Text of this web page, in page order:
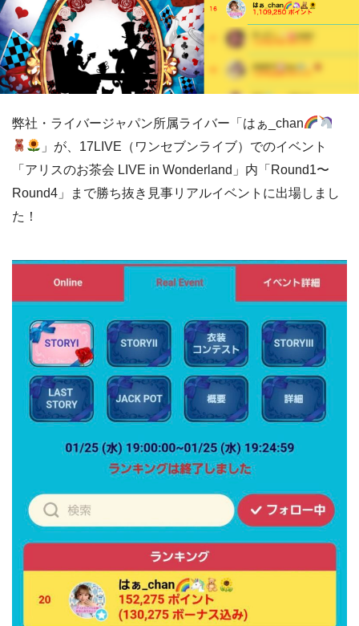
弊社・ライバージャパン所属ライバー「はぁ_chan
」が、17LIVE（ワンセブンライブ）でのイベント
「アリスのお茶会 LIVE in Wonderland」内「Round1〜
Round4」まで勝ち抜き見事リアルイベントに出場しまし
た！